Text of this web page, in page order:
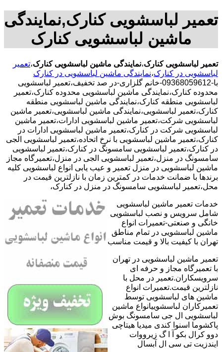
تعمیر لباسشویی کنارک,نمایندگی
ماشین لباسشویی کنارک
تعمیر لباسشویی کنارک،نمایندگی ماشین لباسشویی کنارک،تعمیر
لباسشویی در کنارک،نمایندگی ماشین لباسشویی در کنارک
با-09368059612-خانم گلزاری-در صد تخفیف،تعمیر لباسشویی
محدوده کنارک،نمایندگی ماشین لباسشویی محدوده کنارک،تعمیر
لباسشویی منطقه کنارک،نمایندگی ماشین لباسشویی منطقه
کنارک،تعمیر لباسشویی،نمایندگی ماشین لباسشویی،تعمیر ماشین
لباسشویی شرکت،تعمیر ماشین لباسشویی ادارات،تعمیر ماشین
لباسشویی شرکت در کنارک،تعمیر ماشین لباسشویی ادارات در
کنارک،تعمیر ماشین لباسشویی با نرخ اتحاده،تعمیر لباسشویی الجی
در کنارک،تعمیر لباسشویی سامسونگ در کنارک،تعمیر لباسشویی
سامسونگ در منزل،تعمیر لباسشویی الجی در منزل،تعمیرگاه مجاز
ماشین لباسشویی در منزل تعمیر و عیب یابی انواع لباسشویی کلیه
برندها با ضمانت خدمات در کمترین زمان با نازلترین قیمت در
محل،تعمیر لباسشویی سامسونگ در منزل در کنارک،
خدمات تعمیر ماشین لباسشویی
شامل سرویس و نصب لباسشویی
خانگی و صنعتی-تعمیرات انواع
ماشین لباسشویی در تمام مناطق
تهران با کیفیت بالا و قیمت مناسب
تعمیر ماشین لباسشویی در تهران
با تعمیرگاه مجاز و حرفه ای
سرویسکاران.تعمیر در محل با
نازلترین قیمت.تعمیرات انواع
ماشین های لباسشویی توسط
تعمیرکاران لباسشوییانواع ماشین
لباسشویی ال جی سامسونگ بوش
پاکشوما اسنوا کندی میدیا هیتاچی
دوو کرال بکو آ ا گ زیرووات
ایندزیت تی سی ال آبسال